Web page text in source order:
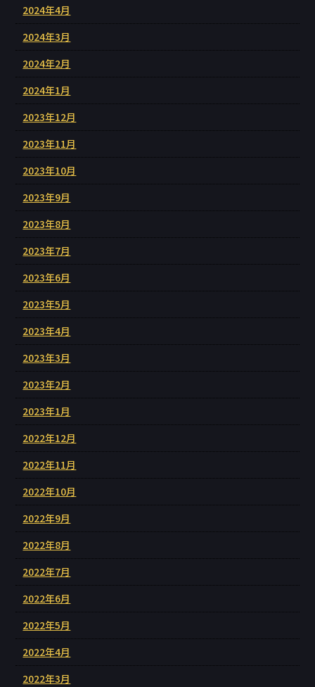
2024年4月
2024年3月
2024年2月
2024年1月
2023年12月
2023年11月
2023年10月
2023年9月
2023年8月
2023年7月
2023年6月
2023年5月
2023年4月
2023年3月
2023年2月
2023年1月
2022年12月
2022年11月
2022年10月
2022年9月
2022年8月
2022年7月
2022年6月
2022年5月
2022年4月
2022年3月